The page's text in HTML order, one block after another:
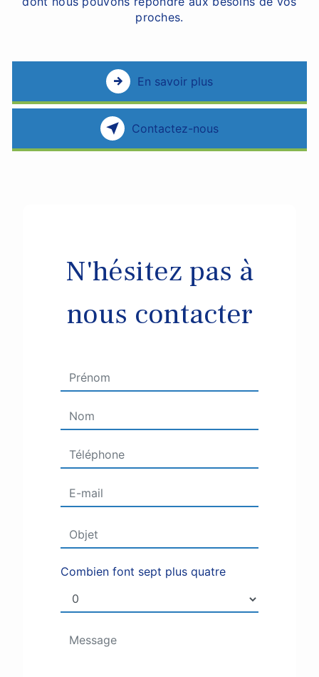
proches.
En savoir plus
Contactez-nous
N'hésitez pas à
nous contacter
Combien font sept plus quatre